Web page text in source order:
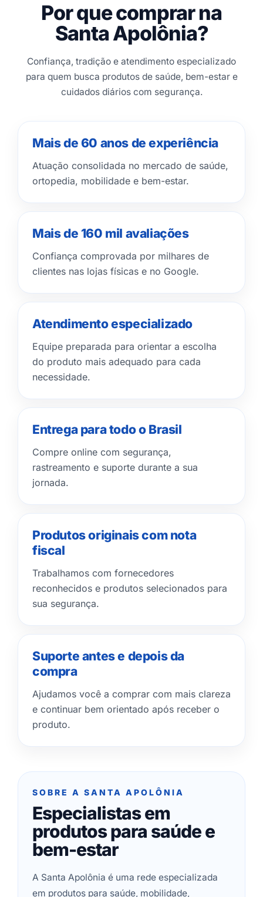
Por que comprar na
Santa Apolônia?
Confiança, tradição e atendimento especializado
para quem busca produtos de saúde, bem-estar e
cuidados diários com segurança.
Mais de 60 anos de experiência
Atuação consolidada no mercado de saúde,
ortopedia, mobilidade e bem-estar.
Mais de 160 mil avaliações
Confiança comprovada por milhares de
clientes nas lojas físicas e no Google.
Atendimento especializado
Equipe preparada para orientar a escolha
do produto mais adequado para cada
necessidade.
Entrega para todo o Brasil
Compre online com segurança,
rastreamento e suporte durante a sua
jornada.
Produtos originais com nota
fiscal
Trabalhamos com fornecedores
reconhecidos e produtos selecionados para
sua segurança.
Suporte antes e depois da
compra
Ajudamos você a comprar com mais clareza
e continuar bem orientado após receber o
produto.
SOBRE A SANTA APOLÔNIA
Especialistas em
produtos para saúde e
bem-estar
A Santa Apolônia é uma rede especializada
em produtos para saúde, mobilidade,